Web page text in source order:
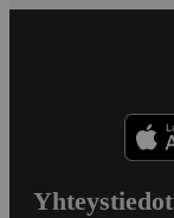
Yhteystiedot